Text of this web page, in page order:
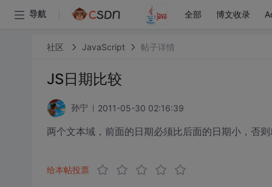
导航 全部 博文收录
社区 JavaScript 帖子详情
JS日期比较
孙宁 2011-05-30 02:16:39
两个文本域，前面的日期必须比后面的日期小，否
给本帖投票